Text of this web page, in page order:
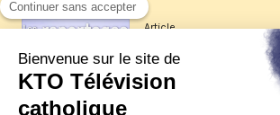
Article
Les reportages d'été